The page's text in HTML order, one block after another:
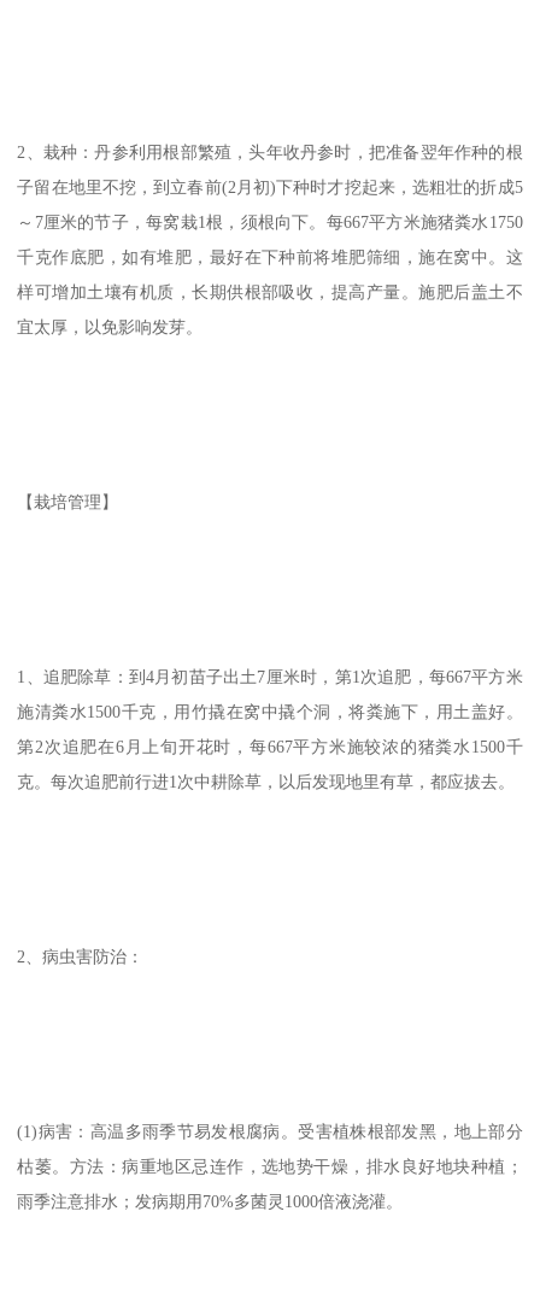
2、栽种：丹参利用根部繁殖，头年收丹参时，把准备翌年作种的根
子留在地里不挖，到立春前(2月初)下种时才挖起来，选粗壮的折成5
～7厘米的节子，每窝栽1根，须根向下。每667平方米施猪粪水1750
千克作底肥，如有堆肥，最好在下种前将堆肥筛细，施在窝中。这
样可增加土壤有机质，长期供根部吸收，提高产量。施肥后盖土不
宜太厚，以免影响发芽。
【栽培管理】
1、追肥除草：到4月初苗子出土7厘米时，第1次追肥，每667平方米
施清粪水1500千克，用竹撬在窝中撬个洞，将粪施下，用土盖好。
第2次追肥在6月上旬开花时，每667平方米施较浓的猪粪水1500千
克。每次追肥前行进1次中耕除草，以后发现地里有草，都应拔去。
2、病虫害防治：
(1)病害：高温多雨季节易发根腐病。受害植株根部发黑，地上部分
枯萎。方法：病重地区忌连作，选地势干燥，排水良好地块种植；
雨季注意排水；发病期用70%多菌灵1000倍液浇灌。